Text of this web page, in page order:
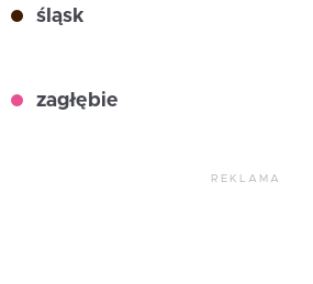
śląsk
zagłębie
REKLAMA